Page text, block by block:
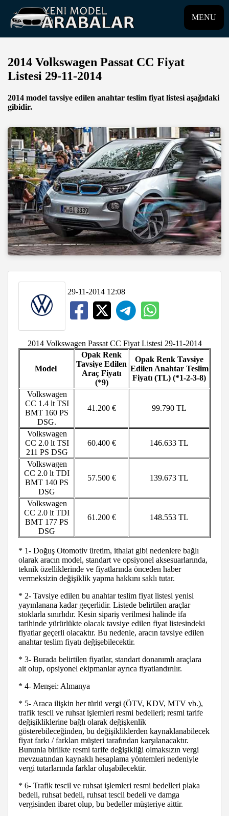
MENU
2014 Volkswagen Passat CC Fiyat
Listesi 29-11-2014
2014 model tavsiye edilen anahtar teslim fiyat listesi aşağıdaki
gibidir.
29-11-2014 12:08
2014 Volkswagen Passat CC Fiyat Listesi 29-11-2014
Model
Opak Renk
Tavsiye Edilen
Araç Fiyatı
(*9)
Opak Renk Tavsiye
Edilen Anahtar Teslim
Fiyatı (TL) (*1-2-3-8)
Volkswagen
CC 1.4 lt TSI
BMT 160 PS
DSG.
41.200 € 99.790 TL
Volkswagen
CC 2.0 lt TSI
211 PS DSG
60.400 € 146.633 TL
Volkswagen
CC 2.0 lt TDI
BMT 140 PS
DSG
57.500 € 139.673 TL
Volkswagen
CC 2.0 lt TDI
BMT 177 PS
DSG
61.200 € 148.553 TL
* 1- Doğuş Otomotiv üretim, ithalat gibi nedenlere bağlı
olarak aracın model, standart ve opsiyonel aksesuarlarında,
teknik özelliklerinde ve fiyatlarında önceden haber
vermeksizin değişiklik yapma hakkını saklı tutar.
* 2- Tavsiye edilen bu anahtar teslim fiyat listesi yenisi
yayınlanana kadar geçerlidir. Listede belirtilen araçlar
stoklarla sınırlıdır. Kesin sipariş verilmesi halinde ifa
tarihinde yürürlükte olacak tavsiye edilen fiyat listesindeki
fiyatlar geçerli olacaktır. Bu nedenle, aracın tavsiye edilen
anahtar teslim fiyatı değişebilecektir.
* 3- Burada belirtilen fiyatlar, standart donanımlı araçlara
ait olup, opsiyonel ekipmanlar ayrıca fiyatlandırılır.
* 4- Menşei: Almanya
* 5- Araca ilişkin her türlü vergi (ÖTV, KDV, MTV vb.),
trafik tescil ve ruhsat işlemleri resmi bedelleri; resmi tarife
değişikliklerine bağlı olarak değişkenlik
gösterebileceğinden, bu değişikliklerden kaynaklanabilecek
fiyat farkı / farkları müşteri tarafından karşılanacaktır.
Bununla birlikte resmi tarife değişikliği olmaksızın vergi
mevzuatından kaynaklı hesaplama yöntemleri nedeniyle
vergi tutarlarında farklar oluşabilecektir.
* 6- Trafik tescil ve ruhsat işlemleri resmi bedelleri plaka
bedeli, ruhsat bedeli, ruhsat tescil bedeli ve damga
vergisinden ibaret olup, bu bedeller müşteriye aittir.